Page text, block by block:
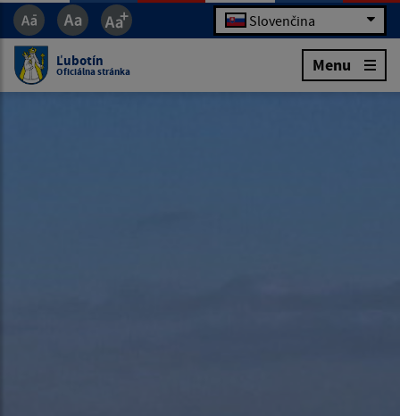
Slovenčina
Ľubotín
Oficiálna stránka Menu